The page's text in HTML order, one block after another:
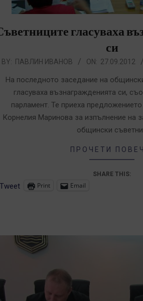
гласуваха
си
2012-
BY: ПАВЛИН ИВАНОВ ON: 27.09.2012
На последното заседание на
гласуваха възнагражденията си,
парламент. Те приеха
Корнелия Маринова за изпълнение на
общински
ПРОЧЕТИ
SHARE THIS:
Tweet Print Email